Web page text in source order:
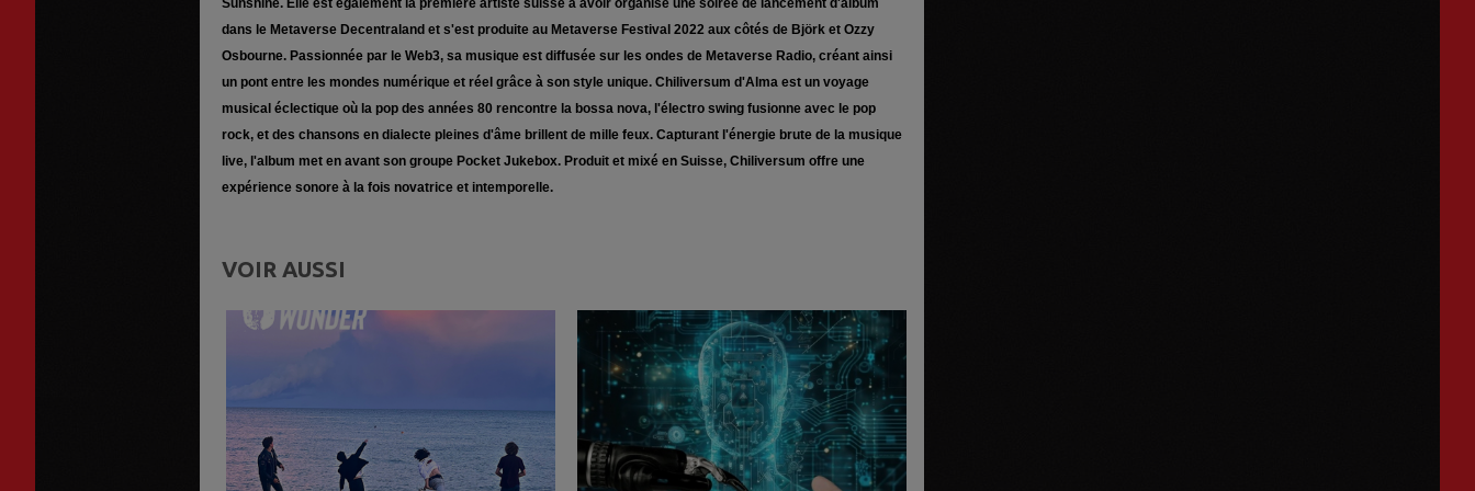
Sunshine. Elle est également la première artiste suisse à avoir organisé une soirée de lancement d'album
dans le Metaverse Decentraland et s'est produite au Metaverse Festival 2022 aux côtés de Björk et Ozzy
Osbourne. Passionnée par le Web3, sa musique est diffusée sur les ondes de Metaverse Radio, créant ainsi
un pont entre les mondes numérique et réel grâce à son style unique. Chiliversum d'Alma est un voyage
musical éclectique où la pop des années 80 rencontre la bossa nova, l'électro swing fusionne avec le pop
rock, et des chansons en dialecte pleines d'âme brillent de mille feux. Capturant l'énergie brute de la musique
live, l'album met en avant son groupe Pocket Jukebox. Produit et mixé en Suisse, Chiliversum offre une
expérience sonore à la fois novatrice et intemporelle.
VOIR AUSSI